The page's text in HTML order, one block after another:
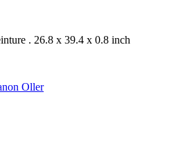
. 26.8 x 39.4 x 0.8 inch